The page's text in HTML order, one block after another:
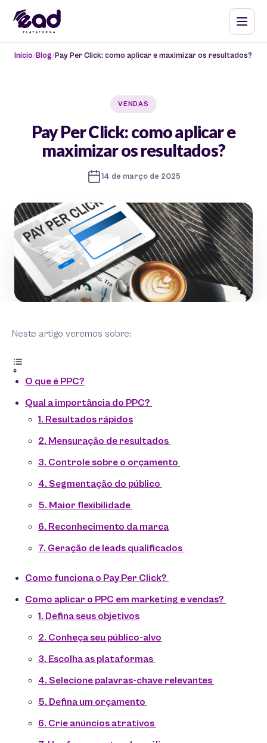
Início Blog Pay Per Click: como aplicar e maximizar os resultados?
VENDAS
Pay Per Click: como aplicar e
maximizar os resultados?
14 de março de 2025
Neste artigo veremos sobre:
O que é PPC?
Qual a importância do PPC?
1. Resultados rápidos
2. Mensuração de resultados
3. Controle sobre o orçamento
4. Segmentação do público
5. Maior flexibilidade
6. Reconhecimento da marca
7. Geração de leads qualificados
Como funciona o Pay Per Click?
Como aplicar o PPC em marketing e vendas?
1. Defina seus objetivos
2. Conheça seu público-alvo
3. Escolha as plataformas
4. Selecione palavras-chave relevantes
5. Defina um orçamento
6. Crie anúncios atrativos